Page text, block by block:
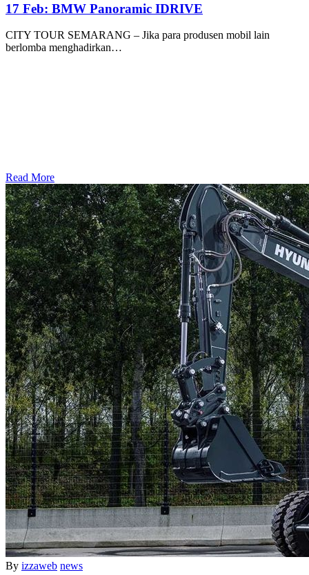
17 Feb: BMW Panoramic IDRIVE
CITY TOUR SEMARANG – Jika para produsen mobil lain
berlomba menghadirkan…
Read More
By izzaweb news